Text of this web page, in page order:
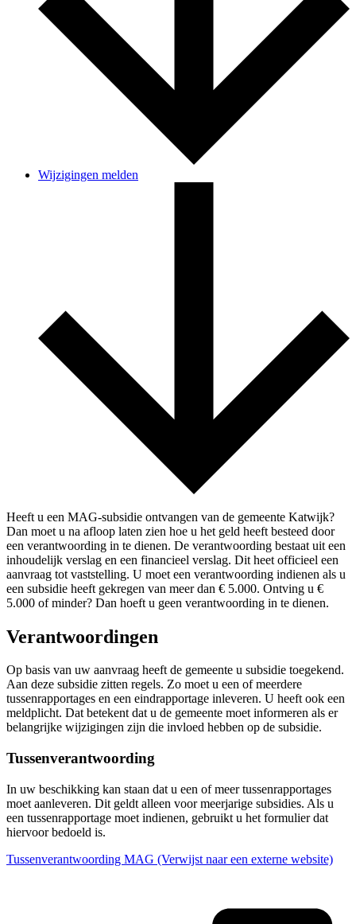
Wijzigingen melden
Heeft u een MAG-subsidie ontvangen van de gemeente Katwijk?
Dan moet u na afloop laten zien hoe u het geld heeft besteed door
een verantwoording in te dienen. De verantwoording bestaat uit een
inhoudelijk verslag en een financieel verslag. Dit heet officieel een
aanvraag tot vaststelling. U moet een verantwoording indienen als u
een subsidie heeft gekregen van meer dan € 5.000. Ontving u €
5.000 of minder? Dan hoeft u geen verantwoording in te dienen.
Verantwoordingen
Op basis van uw aanvraag heeft de gemeente u subsidie toegekend.
Aan deze subsidie zitten regels. Zo moet u een of meerdere
tussenrapportages en een eindrapportage inleveren. U heeft ook een
meldplicht. Dat betekent dat u de gemeente moet informeren als er
belangrijke wijzigingen zijn die invloed hebben op de subsidie.
Tussenverantwoording
In uw beschikking kan staan dat u een of meer tussenrapportages
moet aanleveren. Dit geldt alleen voor meerjarige subsidies. Als u
een tussenrapportage moet indienen, gebruikt u het formulier dat
hiervoor bedoeld is.
Tussenverantwoording MAG (Verwijst naar een externe website)